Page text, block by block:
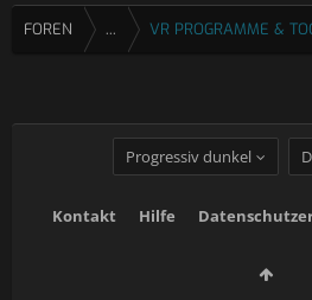
FOREN ... VR PROGRAMME &
Progressiv dunkel
Kontakt Hilfe